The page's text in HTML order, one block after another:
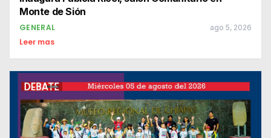
Monte de Sión
GENERAL ago 5, 2026
Leer mas